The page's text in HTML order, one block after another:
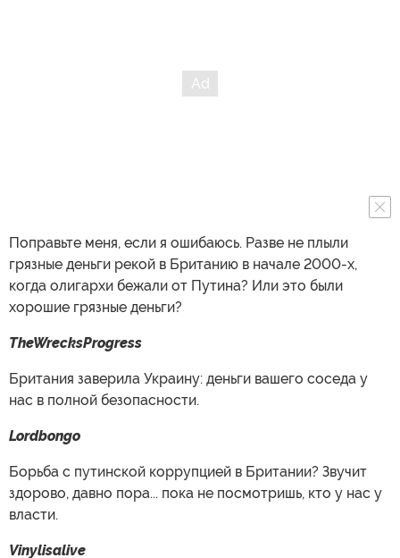
Поправьте меня, если я ошибаюсь. Разве не плыли
грязные деньги рекой в Британию в начале 2000-х,
когда олигархи бежали от Путина? Или это были
хорошие грязные деньги?
TheWrecksProgress
Британия заверила Украину: деньги вашего соседа у
нас в полной безопасности.
Lordbongo
Борьба с путинской коррупцией в Британии? Звучит
здорово, давно пора... пока не посмотришь, кто у нас у
власти.
Vinylisalive